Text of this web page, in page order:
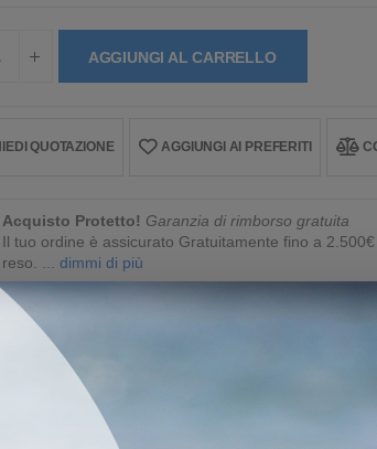
AGGIUNGI AL CARRELLO
QUOTAZIONE AGGIUNGI AI PREFERITI
Acquisto Protetto! Garanzia di rimborso gratuita
Il tuo ordine è assicurato Gratuitamente fino a
reso.
... dimmi di più